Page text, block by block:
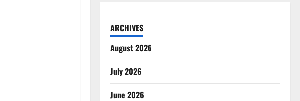
ARCHIVES
August 2026
July 2026
June 2026